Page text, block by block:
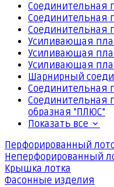
Соединительная
Соединительная
Соединительная
Усиливающая
Усиливающая
Усиливающая
Шарнирный
Соединительная
Соединительная
образная "ПЛЮС"
Показать все
Перфорированный
Неперфорированный
Крышка лотка
Фасонные изделия